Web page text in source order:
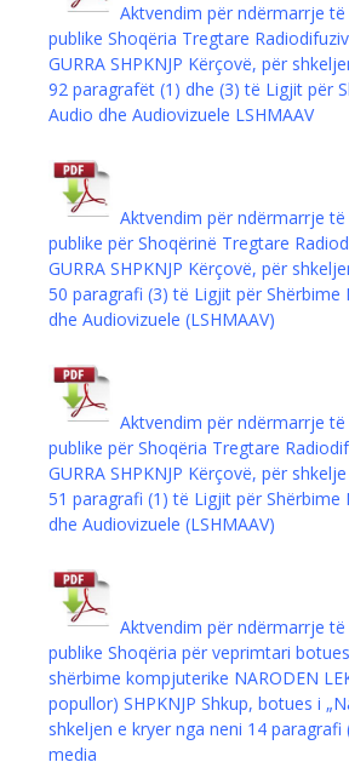
Aktvendim për ndërmarrje
publike Shoqëria Tregtare
GURRA SHPKNJP Kërçovë, për
92 paragrafët (1) dhe (3) të Ligjit për
Audio dhe Audiovizuele LSHMAAV
Aktvendim për ndërmarrje
publike për Shoqërinë Tregtare
GURRA SHPKNJP Kërçovë, për
50 paragrafi (3) të Ligjit për Shërbime
dhe Audiovizuele (LSHMAAV)
Aktvendim për ndërmarrje
publike për Shoqëria Tregtare
GURRA SHPKNJP Kërçovë, për
51 paragrafi (1) të Ligjit për Shërbime
dhe Audiovizuele (LSHMAAV)
Aktvendim për ndërmarrje
publike Shoqëria për veprimtari
shërbime kompjuterike NARODEN
popullor) SHPKNJP Shkup, botues i
shkeljen e kryer nga neni 14
media